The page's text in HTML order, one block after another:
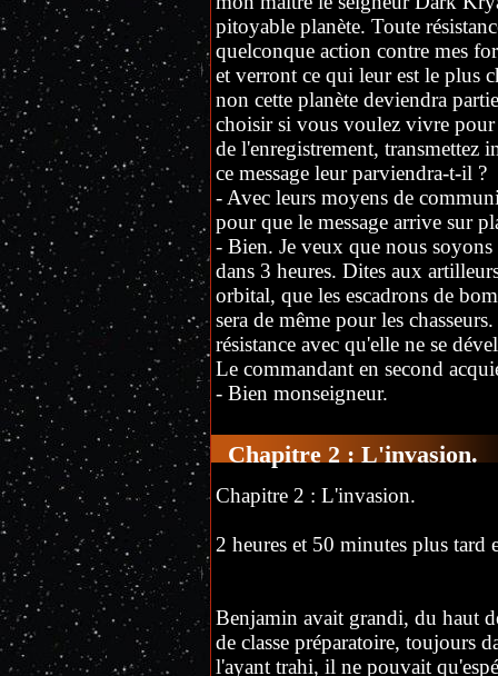
pitoyable planète. Toute
quelconque action contre mes
et verront ce qui leur est le plus
non cette planète deviendra
choisir si vous voulez vivre
de l'enregistrement, transmettez
ce message leur parviendra-t-il ?
- Avec leurs moyens de
pour que le message arrive sur
- Bien. Je veux que nous
dans 3 heures. Dites aux
orbital, que les escadrons de
sera de même pour les
résistance avec qu'elle ne se
Le commandant en second
- Bien monseigneur.
Chapitre 2 : L'invasion.
Chapitre 2 : L'invasion.
2 heures et 50 minutes plus tard
Benjamin avait grandi, du haut
de classe préparatoire, toujours
l'ayant trahi, il ne pouvait